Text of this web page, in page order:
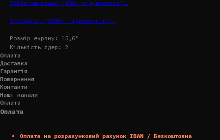
Telegram-канал (400+ підписників)→
Instagram (3000+ підписників)→
Розмір екрану: 15,6"
Кількість ядер: 2
Оплата
Доставка
Гарантія
Повернення
Контакти
Наші канали
Оплата
Оплата
Оплата на розрахунковий рахунок IBAN / Безкоштовна